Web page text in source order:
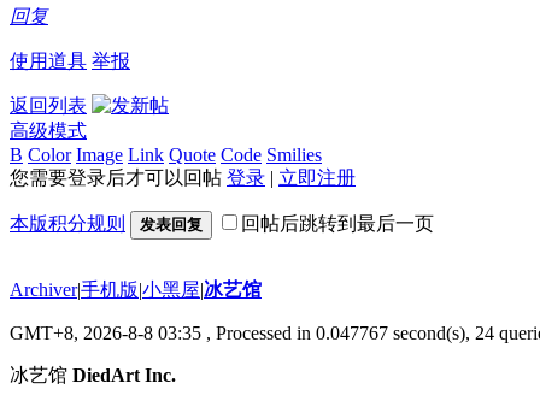
回复
使用道具 举报
返回列表
高级模式
B Color Image Link Quote Code Smilies
您需要登录后才可以回帖 登录 | 立即注册
本版积分规则 发表回复 回帖后跳转到最后一页
Archiver|手机版|小黑屋|冰艺馆
GMT+8, 2026-8-8 03:35 , Processed in 0.047767 second(s), 24
冰艺馆 DiedArt Inc.